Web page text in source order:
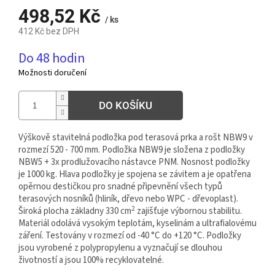
498,52 Kč / ks
412 Kč bez DPH
cena:
Do 48 hodin
Možnosti doručení
DO KOŠÍKU
Výškově stavitelná podložka pod terasová prka a rošt NBW9 v
rozmezí 520 - 700 mm. Podložka NBW9 je složena z podložky
NBW5 + 3x prodlužovacího nástavce PNM. Nosnost podložky
je 1000 kg. Hlava podložky je spojena se závitem a je opatřena
opěrnou destičkou pro snadné připevnění všech typů
terasových nosníků (hliník, dřevo nebo WPC - dřevoplast).
Široká plocha základny 330 cm2 zajišťuje výbornou stabilitu.
Materiál odolává vysokým teplotám, kyselinám a ultrafialovému
záření. Testovány v rozmezí od -40 °C do +120 °C. Podložky
jsou vyrobené z polypropylenu a vyznačují se dlouhou
životností a jsou 100% recyklovatelné.